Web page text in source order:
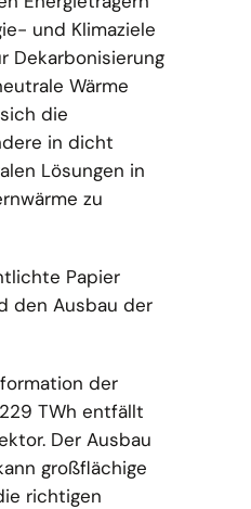
und Klimaziele
Dekarbonisierung
Wärme
die
in dicht
Lösungen in
zu
Papier
den Ausbau der
der
TWh entfällt
Der Ausbau
großflächige
richtigen